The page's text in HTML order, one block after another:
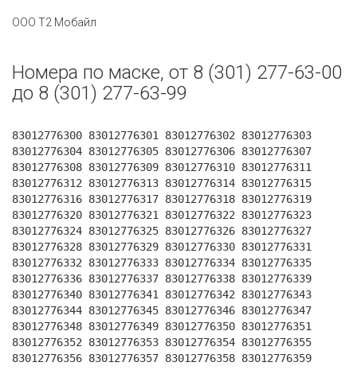
ООО Т2 Мобайл
Номера по маске, от 8 (301) 277-63-00
до 8 (301) 277-63-99
83012776300 83012776301 83012776302 83012776303
83012776304 83012776305 83012776306 83012776307
83012776308 83012776309 83012776310 83012776311
83012776312 83012776313 83012776314 83012776315
83012776316 83012776317 83012776318 83012776319
83012776320 83012776321 83012776322 83012776323
83012776324 83012776325 83012776326 83012776327
83012776328 83012776329 83012776330 83012776331
83012776332 83012776333 83012776334 83012776335
83012776336 83012776337 83012776338 83012776339
83012776340 83012776341 83012776342 83012776343
83012776344 83012776345 83012776346 83012776347
83012776348 83012776349 83012776350 83012776351
83012776352 83012776353 83012776354 83012776355
83012776356 83012776357 83012776358 83012776359